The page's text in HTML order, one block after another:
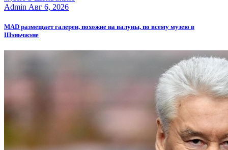
Admin Авг 6, 2026
MAD размещает галереи, похожие на валуны, по всему музею в
Шэньчжэне